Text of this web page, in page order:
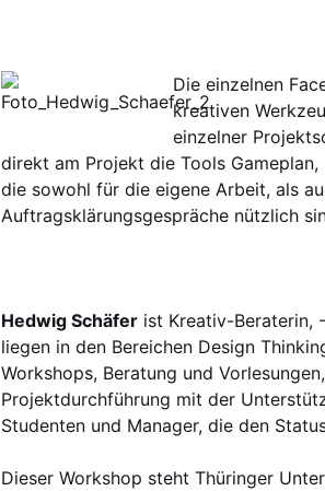
Die einzelnen
kreativen
einzelner
direkt am Projekt die Tools
die sowohl für die eigene Arbeit, als
Auftragsklärungsgespräche nützlich
Hedwig Schäfer ist Kreativ-Beraterin,
liegen in den Bereichen Design
Workshops, Beratung und
Projektdurchführung mit der
Studenten und Manager, die den
Dieser Workshop steht Thüringer